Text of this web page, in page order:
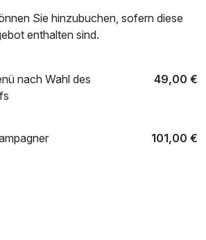
Sie hinzubuchen, sofern diese
enthalten sind.
nach Wahl des
49,00 €
101,00 €